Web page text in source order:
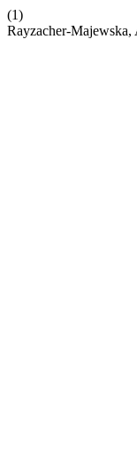
(1)
Rayzacher-